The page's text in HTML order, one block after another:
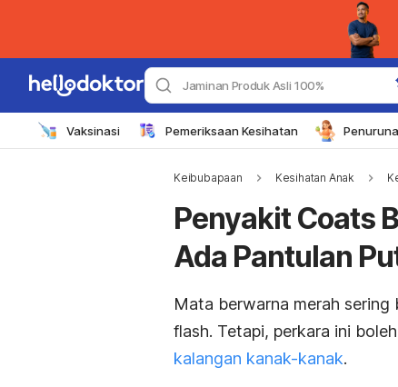
Jaminan Produk Asli 100%
Vaksinasi Pemeriksaan Kesihatan
Keibubapaan Kesihatan Anak
Penyakit Coats
Ada Pantulan
Mata berwarna merah sering
flash. Tetapi, perkara ini
kalangan kanak-kanak.